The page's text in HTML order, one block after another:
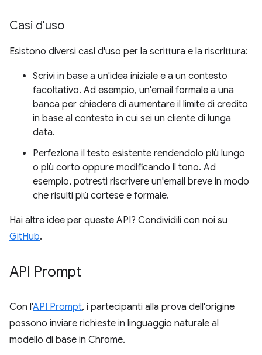
Casi d'uso
Esistono diversi casi d'uso per la scrittura e la riscrittura:
Scrivi in base a un'idea iniziale e a un contesto
facoltativo. Ad esempio, un'email formale a una
banca per chiedere di aumentare il limite di credito
in base al contesto in cui sei un cliente di lunga
data.
Perfeziona il testo esistente rendendolo più lungo
o più corto oppure modificando il tono. Ad
esempio, potresti riscrivere un'email breve in modo
che risulti più cortese e formale.
Hai altre idee per queste API? Condividili con noi su
GitHub.
API Prompt
Con l'API Prompt, i partecipanti alla prova dell'origine
possono inviare richieste in linguaggio naturale al
modello di base in Chrome.